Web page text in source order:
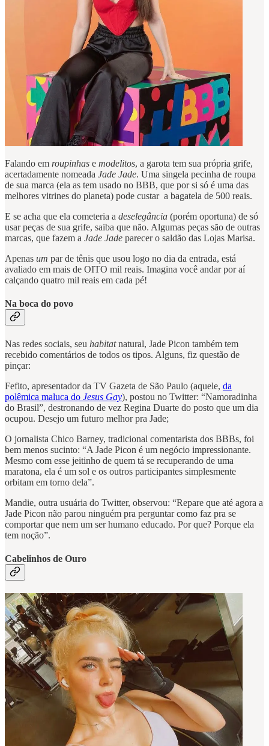
Falando em roupinhas e modelitos, a garota tem sua própria grife,
acertadamente nomeada Jade Jade. Uma singela pecinha de roupa
de sua marca (ela as tem usado no BBB, que por si só é uma das
melhores vitrines do planeta) pode custar a bagatela de 500 reais.
E se acha que ela cometeria a deselegância (porém oportuna) de só
usar peças de sua grife, saiba que não. Algumas peças são de outras
marcas, que fazem a Jade Jade parecer o saldão das Lojas Marisa.
Apenas um par de tênis que usou logo no dia da entrada, está
avaliado em mais de OITO mil reais. Imagina você andar por aí
calçando quatro mil reais em cada pé!
Na boca do povo
Nas redes sociais, seu habitatnatural, Jade Picon também tem
recebido comentários de todos os tipos. Alguns, fiz questão de
pinçar:
Fefito, apresentador da TV Gazeta de São Paulo (aquele, da
polêmica maluca do Jesus Gay), postou no Twitter: “Namoradinha
do Brasil”, destronando de vez Regina Duarte do posto que um dia
ocupou. Desejo um futuro melhor pra Jade;
O jornalista Chico Barney, tradicional comentarista dos BBBs, foi
bem menos sucinto: “A Jade Picon é um negócio impressionante.
Mesmo com esse jeitinho de quem tá se recuperando de uma
maratona, ela é um sol e os outros participantes simplesmente
orbitam em torno dela”.
Mandie, outra usuária do Twitter, observou: “Repare que até agora a
Jade Picon não parou ninguém pra perguntar como faz pra se
comportar que nem um ser humano educado. Por que? Porque ela
tem noção”.
Cabelinhos de Ouro